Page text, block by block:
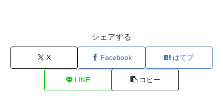
シェアする
X Facebook はてブ
LINE コピー